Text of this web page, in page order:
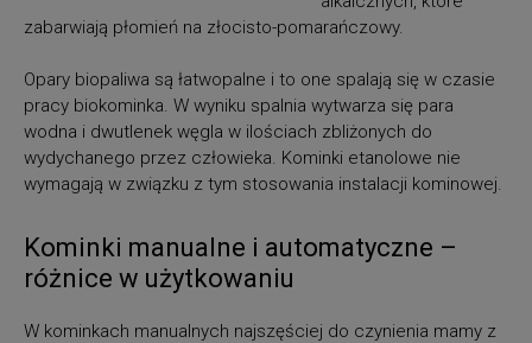
zabarwiają płomień na złocisto-pomarańczowy.
Opary biopaliwa są łatwopalne i to one spalają się w czasie
pracy biokominka. W wyniku spalnia wytwarza się para
wodna i dwutlenek węgla w ilościach zbliżonych do
wydychanego przez człowieka. Kominki etanolowe nie
wymagają w związku z tym stosowania instalacji kominowej.
Kominki manualne i automatyczne –
różnice w użytkowaniu
W kominkach manualnych najszęściej do czynienia mamy z